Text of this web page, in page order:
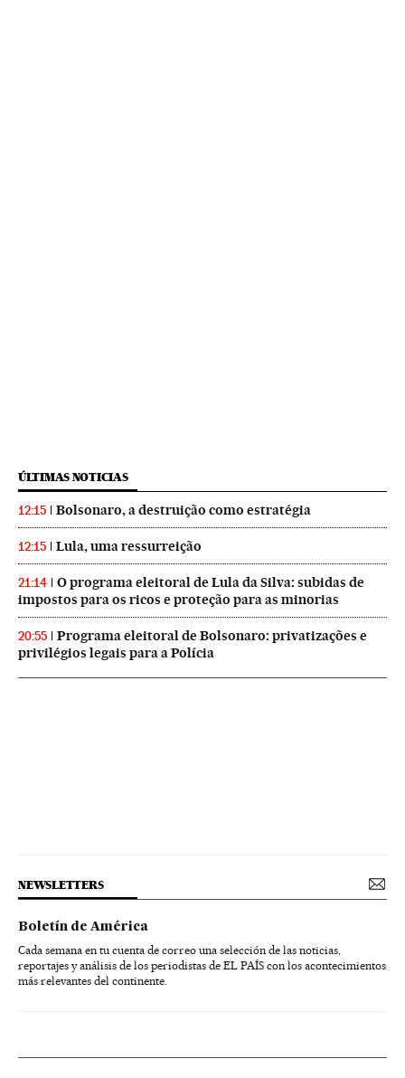
ÚLTIMAS NOTICIAS
12:15 Bolsonaro, a destruição como estratégia
12:15 Lula, uma ressurreição
21:14
O programa eleitoral de Lula da Silva: subidas de
impostos para os ricos e proteção para as minorias
20:55
Programa eleitoral de Bolsonaro: privatizações e
privilégios legais para a Polícia
NEWSLETTERS
Boletín de América
Cada semana en tu cuenta de correo una selección de las noticias,
reportajes y análisis de los periodistas de EL PAÍS con los acontecimientos
más relevantes del continente.